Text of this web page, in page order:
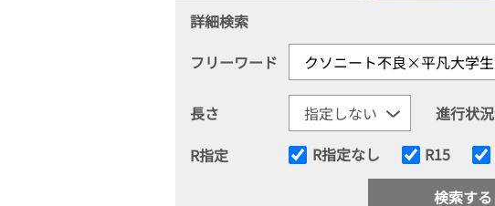
詳細検索
フリーワード
長さ
進行状況
R指定
R指定なし R15